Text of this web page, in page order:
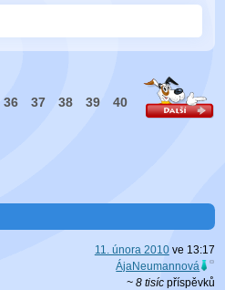
36 37 38 39 40
11. února 2010ve 13:17
ÁjaNeumannová
~ 8 tisícpříspěvků